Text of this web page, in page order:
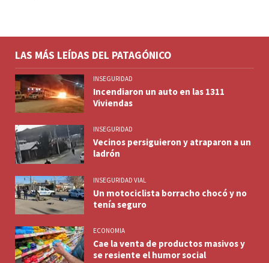
LAS MÁS LEÍDAS DEL PATAGÓNICO
INSEGURIDAD
Incendiaron un auto en las 1311
Viviendas
INSEGURIDAD
Vecinos persiguieron y atraparon a un
ladrón
INSEGURIDAD VIAL
Un motociclista borracho chocó y no
tenía seguro
ECONOMIA
Cae la venta de productos masivos y
se resiente el humor social